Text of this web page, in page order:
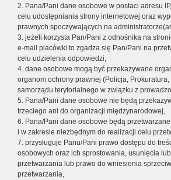
2. Pana/Pani dane osobowe w postaci adresu
celu udostępniania strony internetowej oraz
prawnych spoczywających na
3. jeżeli korzysta Pan/Pani z odnośnika na
e-mail placówki to zgadza się Pan/Pani na
celu udzielenia odpowiedzi,
4. dane osobowe mogą być przekazywane
organom ochrony prawnej (Policja,
samorządu terytorialnego w związku z
5. Pana/Pani dane osobowe nie będą
trzeciego ani do organizacji międzynarodowej,
6. Pana/Pani dane osobowe będą
i w zakresie niezbędnym do realizacji celu
7. przysługuje Panu/Pani prawo dostępu do
osobowych oraz ich sprostowania, usunięcia
przetwarzania lub prawo do wniesienia
przetwarzania,